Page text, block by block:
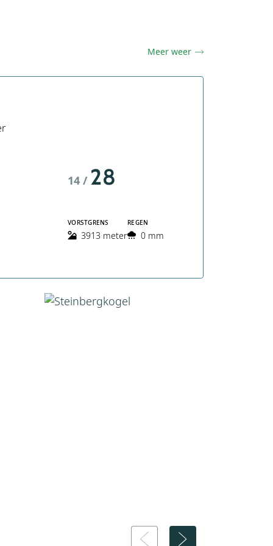
Meer weer
14 / 28
VORSTGRENS
3913 meter
REGEN
0 mm